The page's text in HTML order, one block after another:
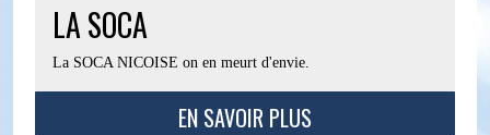
LA SOCA
La SOCA NICOISE on en meurt d'envie.
EN SAVOIR PLUS